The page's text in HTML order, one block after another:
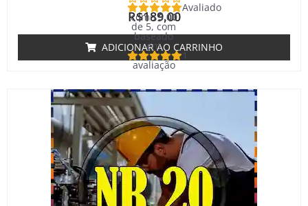
Avaliado
como5.00
de 5, com
baseado
em
1
avaliação
de cliente
R$189,00
ADICIONAR AO CARRINHO